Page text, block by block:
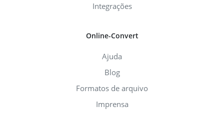
Integrações
Online-Convert
Ajuda
Blog
Formatos de arquivo
Imprensa